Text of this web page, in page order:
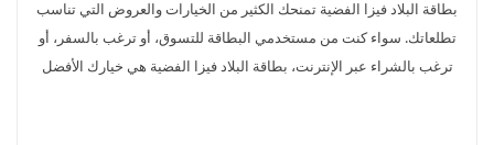
بطاقة البلاد فيزا الفضية تمنحك الكثير من الخيارات والعروض التي تناسب
تطلعاتك. سواء كنت من مستخدمي البطاقة للتسوق، أو ترغب بالسفر، أو
ترغب بالشراء عبر الإنترنت، بطاقة البلاد فيزا الفضية هي خيارك الأفضل